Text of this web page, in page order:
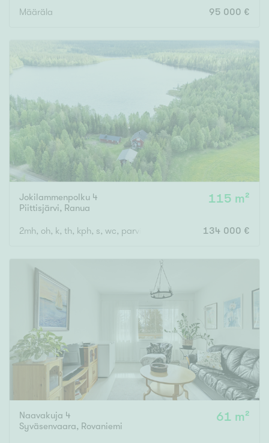
Oma sauna
Määräla 95 000 €
Jokilammenpolku 4
Piittisjärvi, Ranua
115 m²
2mh, oh, k, th, kph, s, wc, parvi 134 000 €
Naavakuja 4
Syväsenvaara, Rovaniemi
61 m²